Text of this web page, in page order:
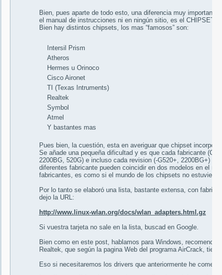
Bien, pues aparte de todo esto, una diferencia muy
el manual de instrucciones ni en ningún sitio, es el CHIPSET.
Bien hay distintos chipsets, los mas “famosos” son:
Intersil Prism
Atheros
Hermes u Orinoco
Cisco Aironet
TI (Texas Intruments)
Realtek
Symbol
Atmel
Y bastantes mas
Pues bien, la cuestión, esta en averiguar que chipset
Se añade una pequeña dificultad y es que cada fabricante
2200BG, 520G) e incluso cada revision (-G520+, 2200BG+)
diferentes fabricante pueden coincidir en dos modelos en el
fabricantes, es como si el mundo de los chipsets no estuviese
Por lo tanto se elaboró una lista, bastante extensa, con
dejo la URL:
http://www.linux-wlan.org/docs/wlan_adapters.html.gz
Si vuestra tarjeta no sale en la lista, buscad en Google.
Bien como en este post, hablamos para Windows,
Realtek, que según la pagina Web del programa AirCrack,
Eso si necesitaremos los drivers que anteriormente he